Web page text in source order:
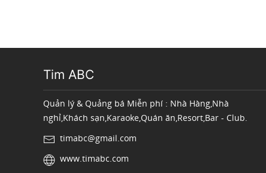
Tim ABC
Quản lý & Quảng bá Miễn phí : Nhà Hàng,Nhà
nghỉ,Khách sạn,Karaoke,Quán ăn,Resort,Bar - Club.
timabc@gmail.com
www.timabc.com